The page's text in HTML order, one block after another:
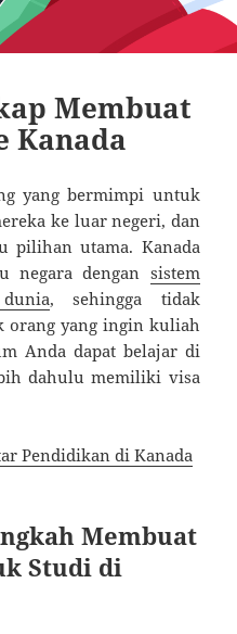
Membuat
Kanada
yang bermimpi untuk
ke luar negeri, dan
pilihan utama. Kanada
negara dengan sistem
, sehingga tidak
orang yang ingin kuliah
Anda dapat belajar di
dahulu memiliki visa
Pendidikan di Kanada
Membuat
Studi di